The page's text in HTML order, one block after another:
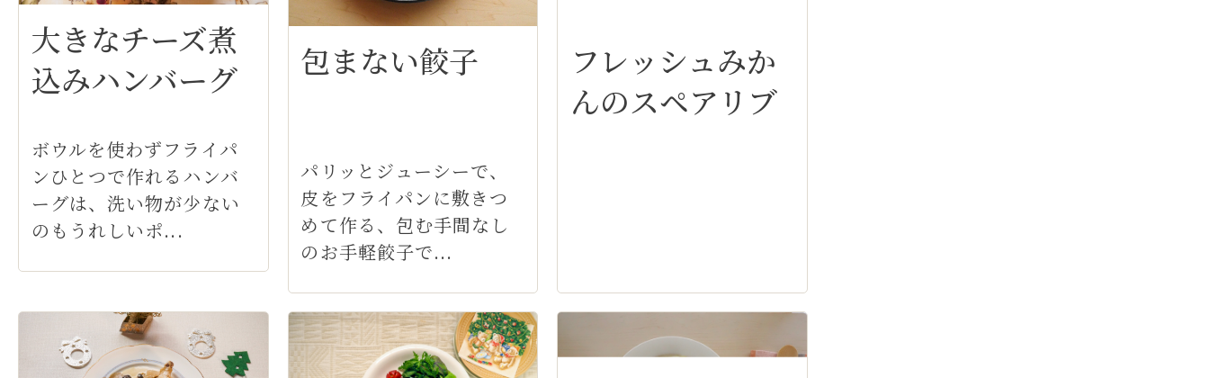
大きなチーズ煮
込みハンバーグ
ボウルを使わずフライパ
ンひとつで作れるハンバ
ーグは、洗い物が少ない
のもうれしいポ...
包まない餃子
パリッとジューシーで、
皮をフライパンに敷きつ
めて作る、包む手間なし
のお手軽餃子で...
フレッシュみか
んのスペアリブ